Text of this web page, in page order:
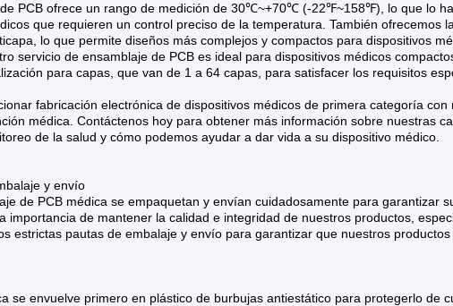
PCB ofrece un rango de medición de 30℃~+70℃ (-22℉~158℉), lo que lo
que requieren un control preciso de la temperatura. También ofrecemos
lo que permite diseños más complejos y compactos para dispositivos
servicio de ensamblaje de PCB es ideal para dispositivos médicos
para capas, que van de 1 a 64 capas, para satisfacer los requisitos
fabricación electrónica de dispositivos médicos de primera categoría con
médica. Contáctenos hoy para obtener más información sobre nuestras
de la salud y cómo podemos ayudar a dar vida a su dispositivo médico.
y envío
de PCB médica se empaquetan y envían cuidadosamente para garantizar
importancia de mantener la calidad e integridad de nuestros productos,
estrictas pautas de embalaje y envío para garantizar que nuestros
se envuelve primero en plástico de burbujas antiestático para protegerlo de